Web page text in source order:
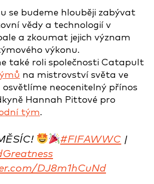
se budeme hlouběji zabývat
vědy a technologií v
a zkoumat jejich význam
výkonu.
také roli společnosti Catapult
na mistrovství světa ve
neocenitelný přínos
Hannah Pittové pro
tým.
#FIFAWWC |
DJ8m1hCuNd